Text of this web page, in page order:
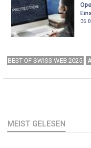
BEST OF SWISS WEB 2025
MEIST GELESEN